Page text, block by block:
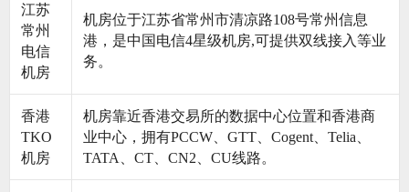
江苏
常州
电信
机房
机房位于江苏省常州市清凉路108号常州信息
港，是中国电信4星级机房,可提供双线接入等业
务。
香港
TKO
机房
机房靠近香港交易所的数据中心位置和香港商
业中心，拥有PCCW、GTT、Cogent、Telia、
TATA、CT、CN2、CU线路。